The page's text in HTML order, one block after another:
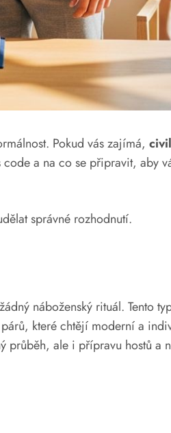
Pokud vás zajímá,
a na co se připravit, aby
správné rozhodnutí.
náboženský rituál. Tento
které chtějí moderní a
ale i přípravu hostů a